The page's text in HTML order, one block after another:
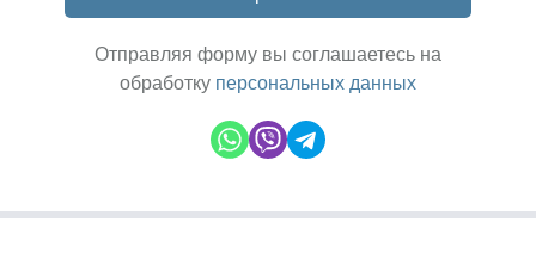
Отправляя форму вы соглашаетесь на
обработку персональных данных